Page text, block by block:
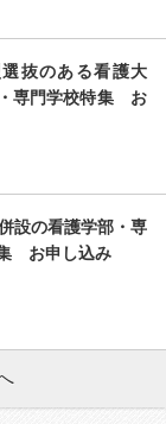
抜のある看護大
専門学校特集 お
設の看護学部・専
お申し込み